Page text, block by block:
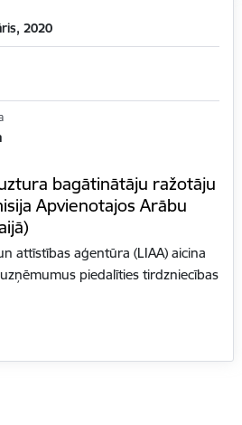
2020
bagātinātāju ražotāju
Apvienotajos Arābu
attīstības aģentūra (LIAA) aicina
piedalīties tirdzniecības